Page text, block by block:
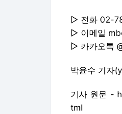
기사 원문 -
tml
Copyright ©
MBC에서 직